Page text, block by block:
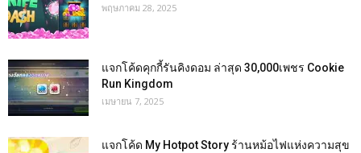
พฤษภาคม 28, 2025
แจกโค้ดคุกกี้รันคิงดอม ล่าสุด 30,000เพชร Cookie
Run Kingdom
เมษายน 7, 2025
แจกโค้ด My Hotpot Story ร้านหม้อไฟแห่งความสุข